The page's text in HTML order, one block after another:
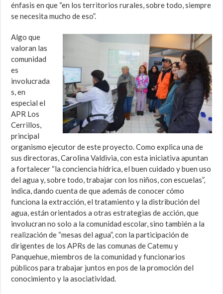
énfasis en que “en los territorios rurales, sobre todo, siempre
se necesita mucho de eso”.
Algo que
valoran las
comunidad
es
involucrada
s, en
especial el
APR Los
Cerrillos,
principal
organismo ejecutor de este proyecto. Como explica una de
sus directoras, Carolina Valdivia, con esta iniciativa apuntan
a fortalecer “la conciencia hídrica, el buen cuidado y buen uso
del agua y, sobre todo, trabajar con los niños, con escuelas”,
indica, dando cuenta de que además de conocer cómo
funciona la extracción, el tratamiento y la distribución del
agua, están orientados a otras estrategias de acción, que
involucran no solo a la comunidad escolar, sino también a la
realización de “mesas del agua”, con la participación de
dirigentes de los APRs de las comunas de Catemu y
Panquehue, miembros de la comunidad y funcionarios
públicos para trabajar juntos en pos de la promoción del
conocimiento y la asociatividad.